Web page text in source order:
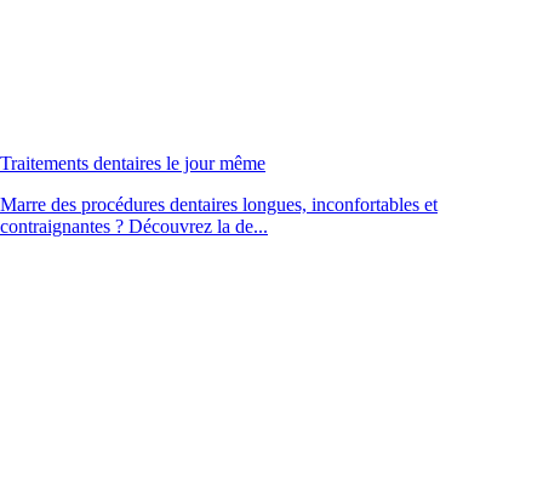
Traitements dentaires le jour même
Marre des procédures dentaires longues, inconfortables et
contraignantes ? Découvrez la de...